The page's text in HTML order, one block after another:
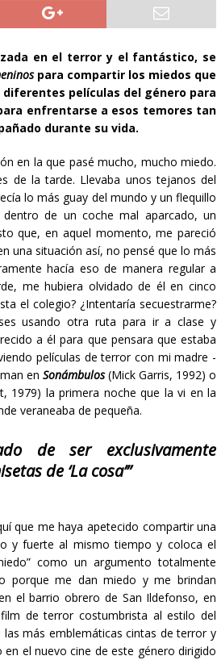
en el terror y el fantástico, se
para compartir los miedos que
películas del género para
enfrentarse a esos temores tan
durante su vida.
en la que pasé mucho, mucho miedo.
de la tarde. Llevaba unos tejanos del
lo más guay del mundo y un flequillo
de un coche mal aparcado, un
que, en aquel momento, me pareció
una situación así, no pensé que lo más
hacía eso de manera regular a
me hubiera olvidado de él en cinco
el colegio? ¿Intentaría secuestrarme?
usando otra ruta para ir a clase y
a él para que pensara que estaba
películas de terror con mi madre -
en Sonámbulos (Mick Garris, 1992) o
1979) la primera noche que la vi en la
veraneaba de pequeña.
de ser exclusivamente
de ‘La cosa’”
que me haya apetecido compartir una
y fuerte al mismo tiempo y coloca el
como un argumento totalmente
porque me dan miedo y me brindan
el barrio obrero de San Ildefonso, en
de terror costumbrista al estilo del
más emblemáticas cintas de terror y
el nuevo cine de este género dirigido